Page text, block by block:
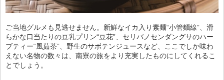
ご当地グルメも見逃せません。新鮮なイカ入り素麺“小管麵線”、滑
らかな口当たりの豆乳プリン“豆花”、セリバノセンダングサのハー
ブティー“風茹茶”、野生のサボテンジュースなど、ここでしか味わ
えない名物の数々は、南寮の旅をより充実したものにしてくれるこ
とでしょう。